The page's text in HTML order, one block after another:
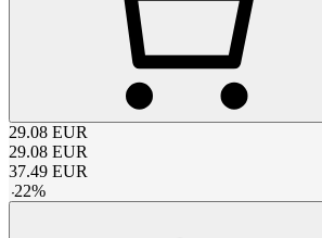
29.08 EUR
29.08 EUR
37.49 EUR
-22%